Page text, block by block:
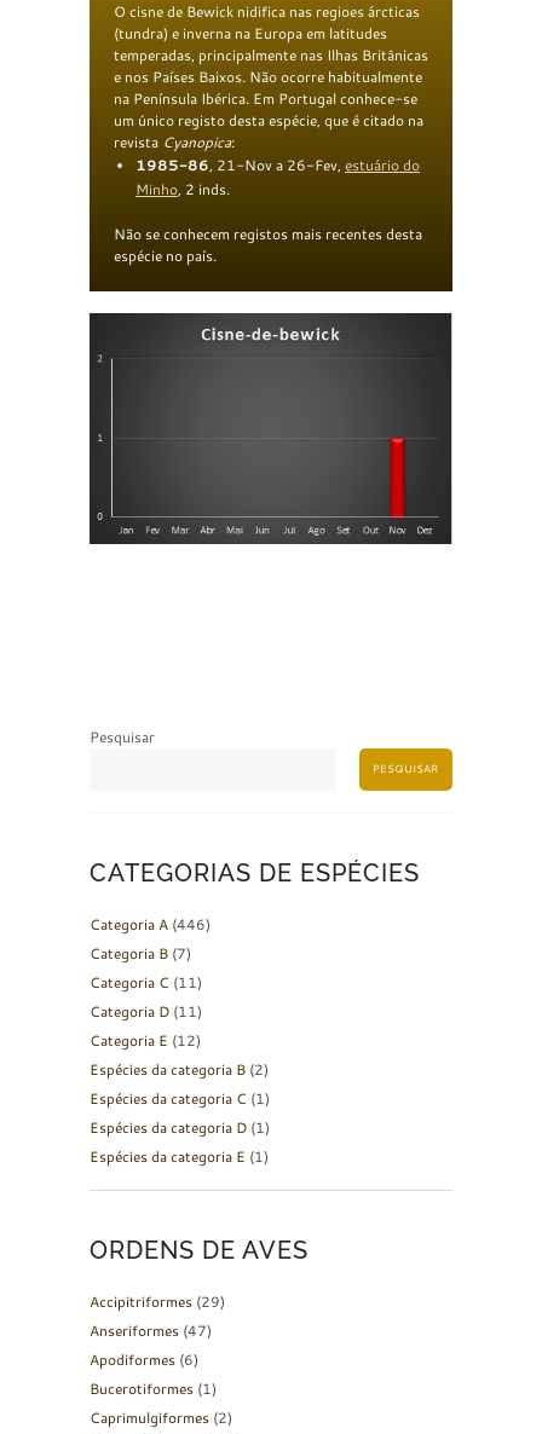
O cisne de Bewick nidifica nas regioes árcticas
(tundra) e inverna na Europa em latitudes
temperadas, principalmente nas Ilhas Britânicas
e nos Países Baixos. Não ocorre habitualmente
na Península Ibérica. Em Portugal conhece-se
um único registo desta espécie, que é citado na
revista Cyanopica:
1985-86, 21-Nov a 26-Fev, estuário do
Minho, 2 inds.
Não se conhecem registos mais recentes desta
espécie no país.
Pesquisar
PESQUISAR
CATEGORIAS DE ESPÉCIES
Categoria A (446)
Categoria B (7)
Categoria C (11)
Categoria D (11)
Categoria E (12)
Espécies da categoria B (2)
Espécies da categoria C (1)
Espécies da categoria D (1)
Espécies da categoria E (1)
ORDENS DE AVES
Accipitriformes (29)
Anseriformes (47)
Apodiformes (6)
Bucerotiformes (1)
Caprimulgiformes (2)